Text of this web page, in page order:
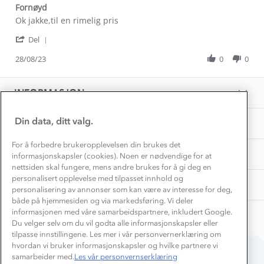
Fornøyd
Review
Jon-
B.
28
Aug
review
Fornøyd
Ok jakke,til en rimelig pris
Del
Jon-
Erik
28
Aug
28/08/23 0 0
INFORMASJON
Kundeklubb
Våre butikker
Bedrift, barnehage og SFO
Presse
OM OSS
Inkludering
Materialer
Personvern
Samarbeide med oss?
TIPS OG RÅD
Hvordan velge riktig turtøy?
Store størrelser
Turmat oppskrifter
Beredskap
AKTIVITETER
Få turinspirasjon og tips her⛰
Overnatte utendørs⛺
Leirskole 🥾
Barnehageansatt
Tips til hyttetur
Din data, ditt valg.
For å forbedre brukeropplevelsen din brukes det
informasjonskapsler (cookies). Noen er nødvendige for at
nettsiden skal fungere, mens andre brukes for å gi deg en
personalisert opplevelse med tilpasset innhold og
personalisering av annonser som kan være av interesse for deg,
både på hjemmesiden og via markedsføring. Vi deler
informasjonen med våre samarbeidspartnere, inkludert Google.
Du velger selv om du vil godta alle informasjonskapsler eller
tilpasse innstillingene. Les mer i vår personvernerklæring om
hvordan vi bruker informasjonskapsler og hvilke partnere vi
samarbeider med.Les vår personvernserklæring